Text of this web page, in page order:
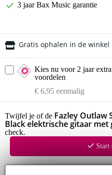
3 jaar Bax Music garantie
Gratis ophalen in de winkel
Kies nu voor 2 jaar
voordelen
€ 6,95 eenmalig
Twijfel je of de Fazley Outlaw
Black elektrische gitaar met
check.
Start